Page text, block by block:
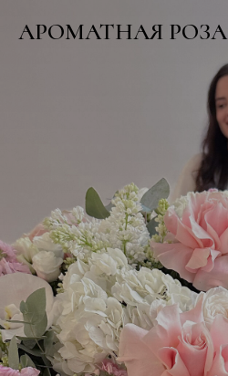
АРОМАТНАЯ РОЗА